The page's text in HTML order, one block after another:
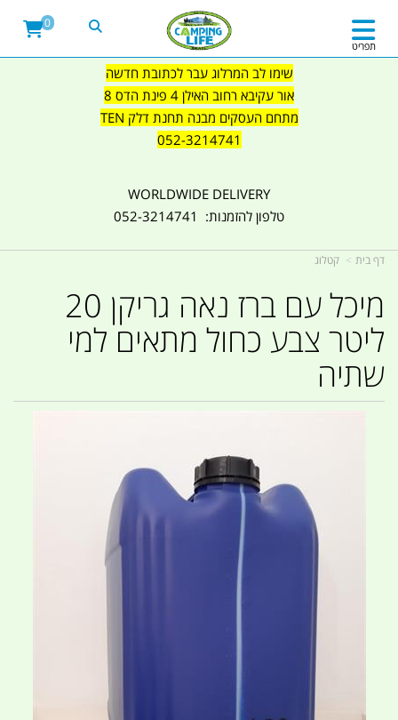
שימו לב המרלוג עבר לכתובת חדשה
אור עקיבא רחוב האילן 4 פינת הדס 8
מתחם העסקים מבנה תחנת דלק TEN
052-3214741
WORLDWIDE DELIVERY
טלפון להזמנות: 052-3214741
תפריט
0
דף בית קטלוג
מיכל עם ברז נאה גריקן 20
ליטר צבע כחול מתאים למי
שתיה